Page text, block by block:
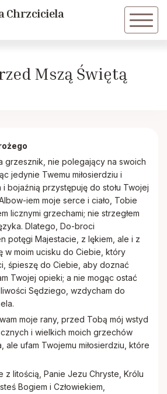
Chrzciciela
cz. 2
poległych w Radłowie
Kapłani, Siostry zakonne
i Gospodarcza
ochrony małoletnich
Szafarze
Mszą Świętą
grzesznik, nie polegający na swoich
jedynie Twemu miłosierdziu i
bojaźnią przystępuję do stołu Twojej
iem moje serce i ciało, Tobie
licznymi grzechami; nie strzegłem
Dlatego, Do-broci
potęgi Majestacie, z lękiem, ale i z
w moim ucisku do Ciebie, który
śpieszę do Ciebie, aby doznać
Twojej opieki; a nie mogąc ostać
Sędziego, wzdycham do
moje rany, przed Tobą mój wstyd
i wielkich moich grzechów
ale ufam Twojemu miłosierdziu, które
z litością, Panie Jezu Chryste, Królu
Bogiem i Człowiekiem,